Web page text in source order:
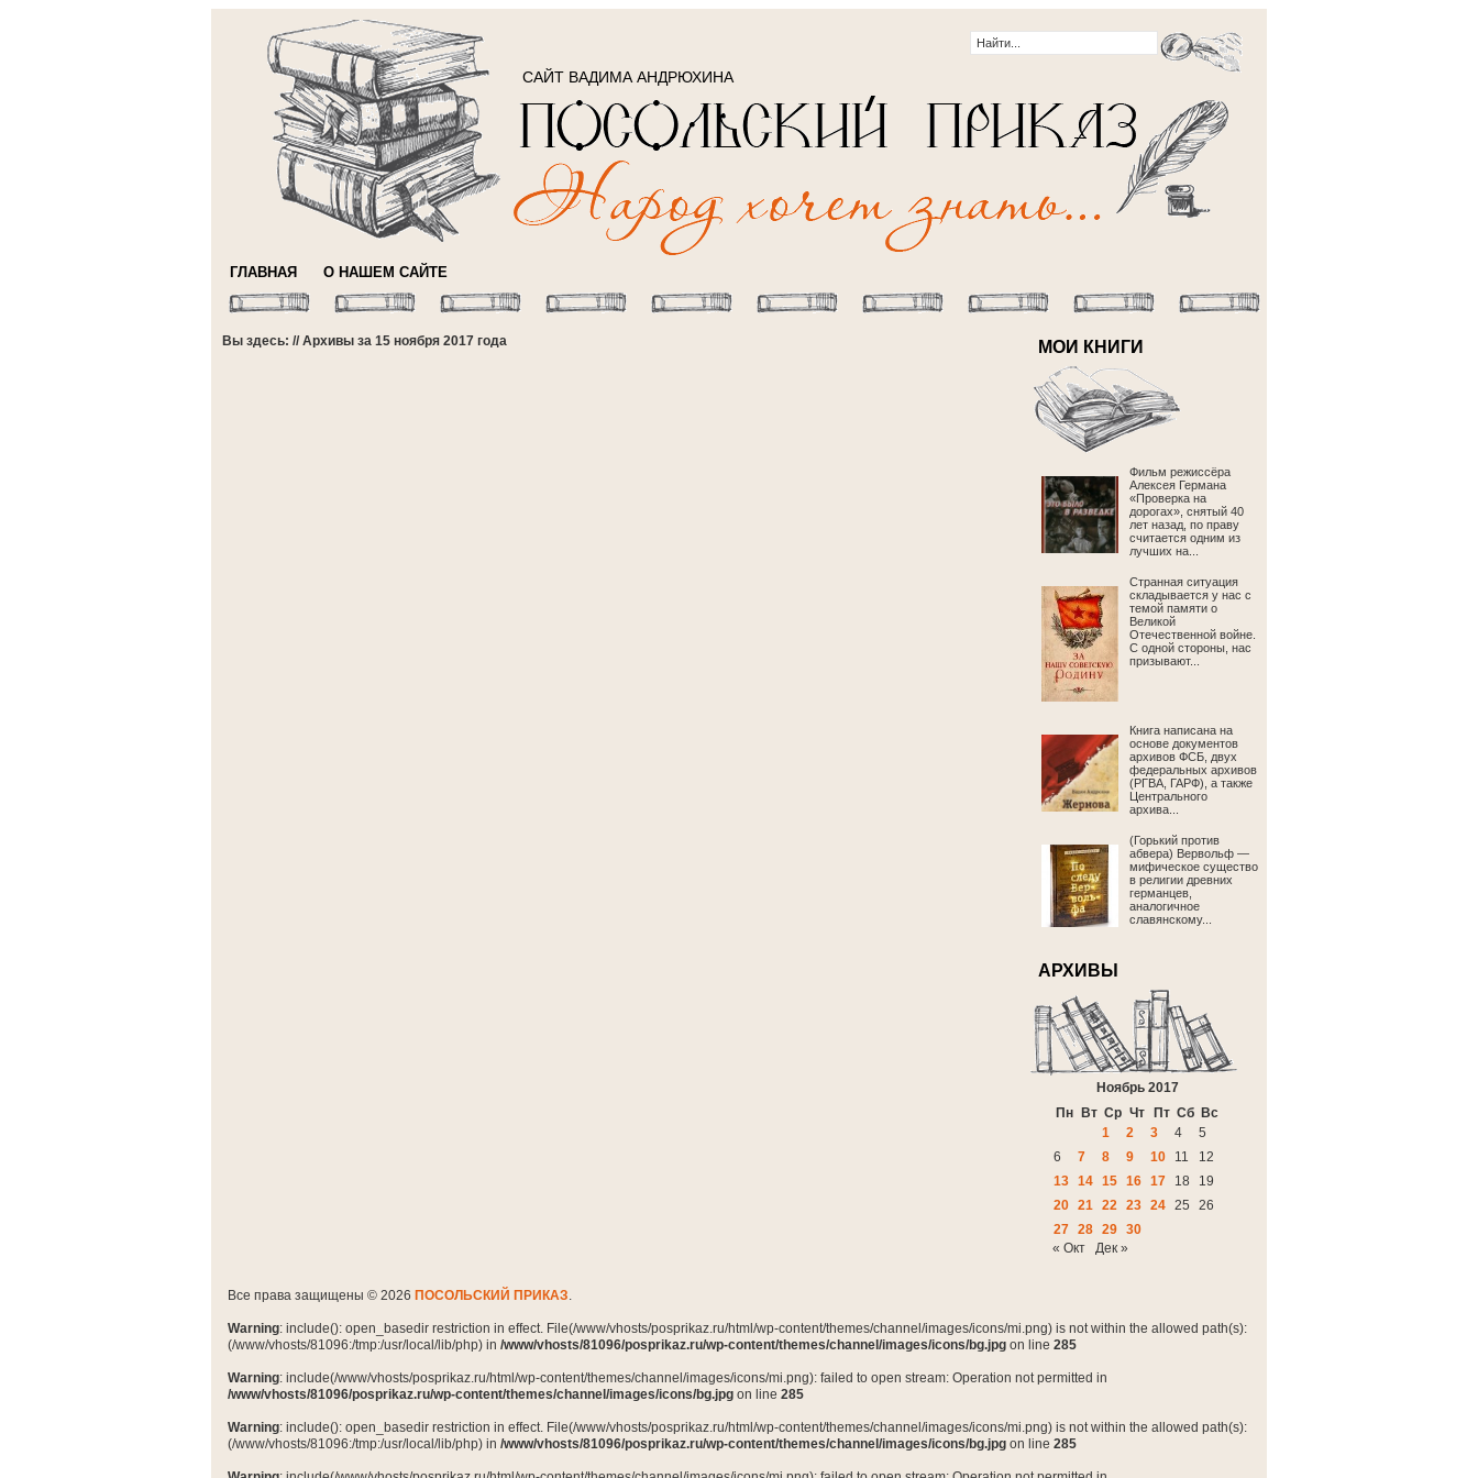
САЙТ ВАДИМА АНДРЮХИНА
ГЛАВНАЯ О НАШЕМ САЙТЕ
Вы здесь: // Архивы за 15 ноября 2017 года МОИ КНИГИ
Фильм режиссёра
Алексея Германа
«Проверка на
дорогах», снятый 40
лет назад, по праву
считается одним из
лучших на...
Странная ситуация
складывается у нас с
темой памяти о
Великой
Отечественной войне.
С одной стороны, нас
призывают...
Книга написана на
основе документов
архивов ФСБ, двух
федеральных архивов
(РГВА, ГАРФ), а также
Центрального
архива...
(Горький против
абвера) Вервольф —
мифическое существо
в религии древних
германцев,
аналогичное
славянскому...
АРХИВЫ
Ноябрь 2017
Пн
Вт Ср Чт Пт Сб Вс
1
2 3 4
5
6
7 8 9 10 11
12
13 14 15 16 17 18
19
20 21 22 23 24 25
26
27 28 29 30
« Окт
Дек »
Все права защищены © 2026 ПОСОЛЬСКИЙ ПРИКАЗ.
Warning: include(): open_basedir restriction in effect. File(/www/vhosts/posprikaz.ru/html/wp-content/themes/channel/images/icons/mi.png) is not within the allowed path(s):
(/www/vhosts/81096:/tmp:/usr/local/lib/php) in /www/vhosts/81096/posprikaz.ru/wp-content/themes/channel/images/icons/bg.jpg on line 285
Warning: include(/www/vhosts/posprikaz.ru/html/wp-content/themes/channel/images/icons/mi.png): failed to open stream: Operation not permitted in
/www/vhosts/81096/posprikaz.ru/wp-content/themes/channel/images/icons/bg.jpg on line 285
Warning: include(): open_basedir restriction in effect. File(/www/vhosts/posprikaz.ru/html/wp-content/themes/channel/images/icons/mi.png) is not within the allowed path(s):
(/www/vhosts/81096:/tmp:/usr/local/lib/php) in /www/vhosts/81096/posprikaz.ru/wp-content/themes/channel/images/icons/bg.jpg on line 285